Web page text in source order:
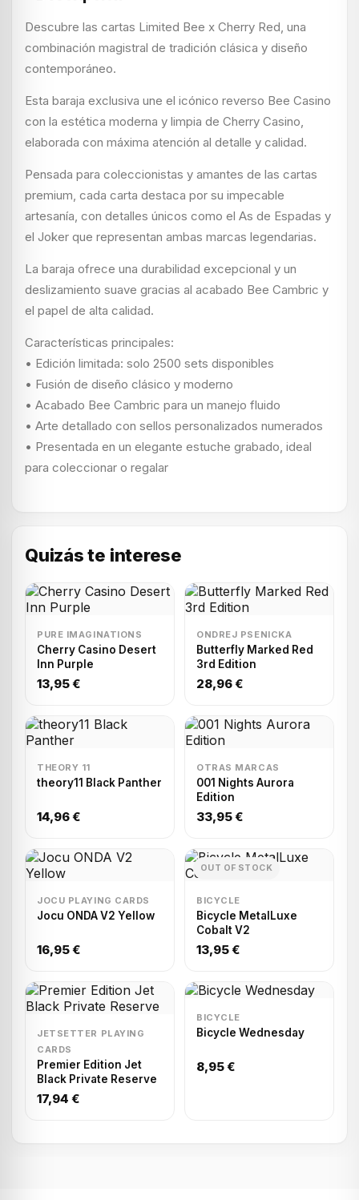
Descubre las cartas Limited Bee x Cherry Red, una
combinación magistral de tradición clásica y diseño
contemporáneo.
Esta baraja exclusiva une el icónico reverso Bee Casino
con la estética moderna y limpia de Cherry Casino,
elaborada con máxima atención al detalle y calidad.
Pensada para coleccionistas y amantes de las cartas
premium, cada carta destaca por su impecable
artesanía, con detalles únicos como el As de Espadas y
el Joker que representan ambas marcas legendarias.
La baraja ofrece una durabilidad excepcional y un
deslizamiento suave gracias al acabado Bee Cambric y
el papel de alta calidad.
Características principales:
• Edición limitada: solo 2500 sets disponibles
• Fusión de diseño clásico y moderno
• Acabado Bee Cambric para un manejo fluido
• Arte detallado con sellos personalizados numerados
• Presentada en un elegante estuche grabado, ideal
para coleccionar o regalar
Quizás te interese
PURE IMAGINATIONS
Cherry Casino Desert
Inn Purple
13,95 €
ONDREJ PSENICKA
Butterfly Marked Red
3rd Edition
28,96 €
THEORY 11
theory11 Black Panther
14,96 €
OTRAS MARCAS
001 Nights Aurora
Edition
33,95 €
JOCU PLAYING CARDS
Jocu ONDA V2 Yellow
16,95 €
OUT OF STOCK
BICYCLE
Bicycle MetalLuxe
Cobalt V2
13,95 €
JETSETTER PLAYING
CARDS
Premier Edition Jet
Black Private Reserve
17,94 €
BICYCLE
Bicycle Wednesday
8,95 €